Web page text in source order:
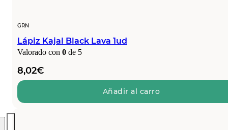
GRN
Lápiz Kajal Black Lava 1ud
Valorado con 0 de 5
8,02€
Añadir al carro